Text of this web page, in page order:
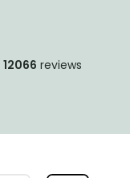
12066 reviews